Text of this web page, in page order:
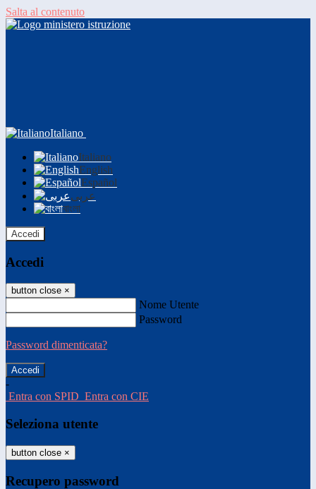
Salta al contenuto
Italiano
Italiano
English
Español
عربى
বাংলা
Accedi
Accedi
button close ×
Nome Utente
Password
Password dimenticata?
-
Entra con SPID Entra con CIE
Seleziona utente
button close ×
Recupero password